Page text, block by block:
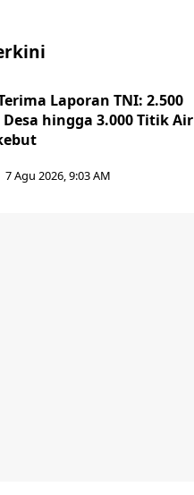
Laporan TNI: 2.500
hingga 3.000 Titik Air
7 Agu 2026, 9:03 AM